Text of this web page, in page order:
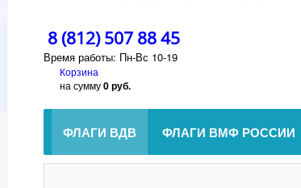
8 (812) 507 88 45
Время работы: Пн-Вс 10-19
Корзина
на сумму0 руб.
ФЛАГИ ВДВ ФЛАГИ ВМФ РОССИИ